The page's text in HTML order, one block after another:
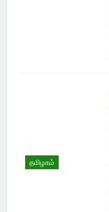
தமிழகம்